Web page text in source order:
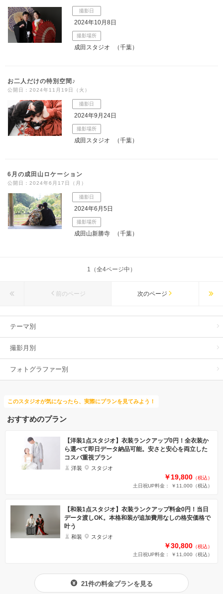
撮影日
2024年10月8日
撮影場所
成田スタジオ （千葉）
お二人だけの特別空間♪
公開日：2024年11月19日（火）
撮影日
2024年9月24日
撮影場所
成田スタジオ （千葉）
6月の成田山ロケーション
公開日：2024年6月17日（月）
撮影日
2024年6月5日
撮影場所
成田山新勝寺 （千葉）
1（全4ページ中）
前のページ 次のページ
テーマ別
撮影月別
フォトグラファー別
このスタジオが気になったら、実際にプランを見てみよう！
おすすめのプラン
【洋装1点スタジオ】衣装ランクアップ0円！全衣装か
ら選べて即日データ納品可能。安さと安心を両立した
コスパ重視プラン
洋装 スタジオ
￥19,800 （税込）
土日祝UP料金： ￥11,000 （税込）
【和装1点スタジオ】衣装ランクアップ料金0円！当日
データ渡しOK。本格和装が追加費用なしの格安価格で
叶う
和装 スタジオ
￥30,800 （税込）
土日祝UP料金： ￥11,000 （税込）
21件の料金プランを見る